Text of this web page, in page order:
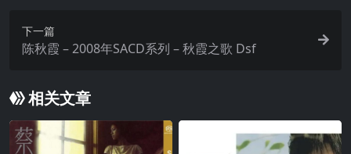
下一篇
陈秋霞 – 2008年SACD系列 – 秋霞之歌 Dsf
相关文章